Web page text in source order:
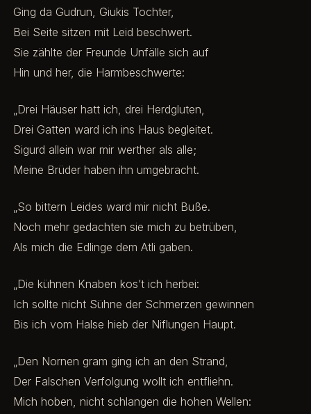
Ging da Gudrun, Giukis Tochter,
Bei Seite sitzen mit Leid beschwert.
Sie zählte der Freunde Unfälle sich auf
Hin und her, die Harmbeschwerte:
„Drei Häuser hatt ich, drei Herdgluten,
Drei Gatten ward ich ins Haus begleitet.
Sigurd allein war mir werther als alle;
Meine Brüder haben ihn umgebracht.
„So bittern Leides ward mir nicht Buße.
Noch mehr gedachten sie mich zu betrüben,
Als mich die Edlinge dem Atli gaben.
„Die kühnen Knaben kos’t ich herbei:
Ich sollte nicht Sühne der Schmerzen gewinnen
Bis ich vom Halse hieb der Niflungen Haupt.
„Den Nornen gram ging ich an den Strand,
Der Falschen Verfolgung wollt ich entfliehn.
Mich hoben, nicht schlangen die hohen Wellen: